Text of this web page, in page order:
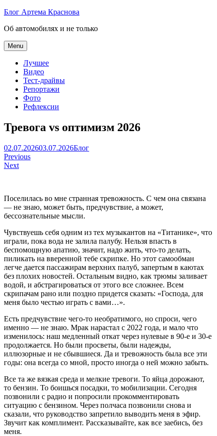
Skip
content
Блог Артема Краснова
Об автомобилях и не только
Menu
Лучшее
Видео
Тест-драйвы
Репортажи
Фото
Рефлексии
Тревога vs оптимизм 2026
Артем
Краснов
02.07.202603.07.2026Блог
Навигация
по
Previous
Next
Поселилась во мне странная тревожность. С чем она связана
— не знаю, может быть, предчувствие, а может,
бессознательные мысли.
Чувствуешь себя одним из тех музыкантов на «Титанике», что
играли, пока вода не залила палубу. Нельзя впасть в
беспомощную апатию, значит, надо жить, что-то делать,
пиликать на вверенной тебе скрипке. Но этот самообман
легче дается пассажирам верхних палуб, запертым в каютах
без плохих новостей. Остальным видно, как трюмы заливает
водой, и абстрагироваться от этого все сложнее. Всем
скрипачам рано или поздно придется сказать: «Господа, для
меня было честью играть с вами…».
Есть предчувствие чего-то необратимого, но спроси, чего
именно — не знаю. Мрак нарастал с 2022 года, и мало что
изменилось: наш медленный откат через нулевые в 90-е и 30-е
продолжается. Но были просветы, были надежды,
иллюзорные и не сбывшиеся. Да и тревожность была все эти
годы: она всегда со мной, просто иногда о ней можно забыть.
Все та же вязкая среда и мелкие тревоги. То яйца дорожают,
то бензин. То боишься посадки, то мобилизации. Сегодня
позвонили с радио и попросили прокомментировать
ситуацию с бензином. Через полчаса позвонили снова и
сказали, что руководство запретило выводить меня в эфир.
Звучит как комплимент. Рассказывайте, как все заебись, без
меня.